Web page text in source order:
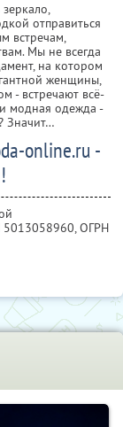
отправиться
встречам,
Мы не всегда
на котором
женщины,
- встречают всё-
модная одежда -
Значит…
online.ru -
, ОГРН